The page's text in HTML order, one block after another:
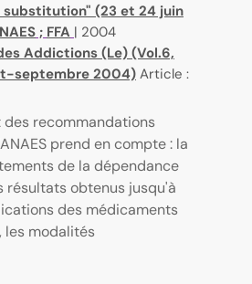
(23 et 24 juin
; FFA | 2004
Addictions (Le) (Vol.6,
septembre 2004) Article :
recommandations
prend en compte : la
de la dépendance
résultats obtenus jusqu'à
des médicaments
les modalités